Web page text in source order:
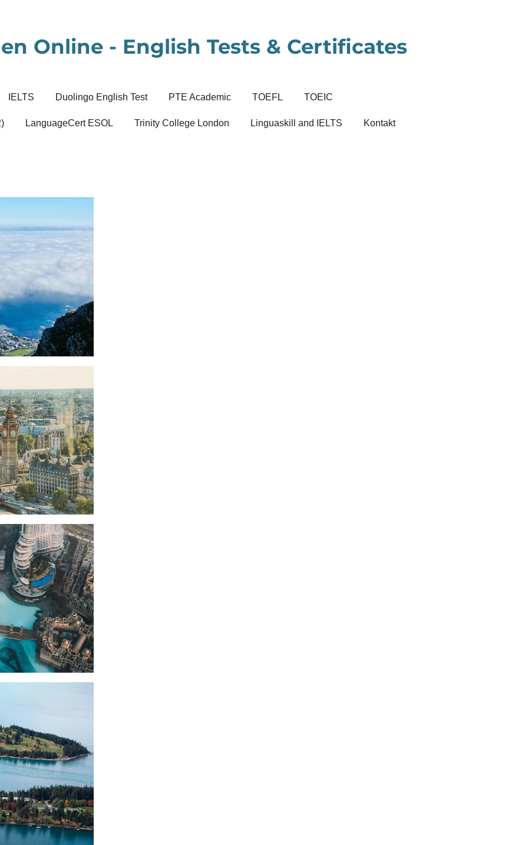
Online - English Tests & Certificates
IELTS Duolingo English Test PTE Academic TOEFL TOEIC
LanguageCert ESOL Trinity College London Linguaskill and IELTS Kontakt